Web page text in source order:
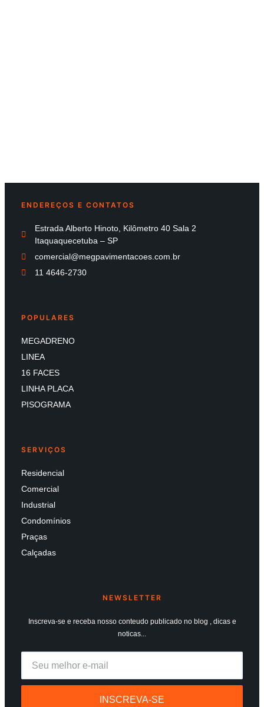
ENDEREÇOS E CONTATOS
Estrada Alberto Hinoto, Kilômetro 40 Sala 2
Itaquaquecetuba – SP
comercial@megpavimentacoes.com.br
11 4646-2730
POPULARES
MEGADRENO
LINEA
16 FACES
LINHA PLACA
PISOGRAMA
SERVIÇOS
Residencial
Comercial
Industrial
Condomínios
Praças
Calçadas
NEWSLETTER
Inscreva-se e receba nosso conteudo publicado no blog , dicas e
noticas...
INSCREVA-SE